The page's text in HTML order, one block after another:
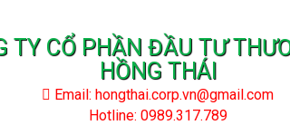
TY CỔ PHẦN ĐẦU TƯ
HỒNG THÁI
Email: hongthai.corp.vn@gmail.com
Hotline: 0989.317.789